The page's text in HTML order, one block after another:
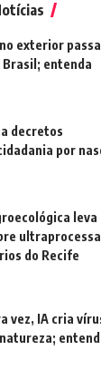
exterior
Brasil; entenda
decretos
por
leva
do Recife
vez, IA cria